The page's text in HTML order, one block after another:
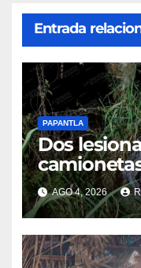
Entrada
PAPANTLA
Dos
AGO 4, 2026